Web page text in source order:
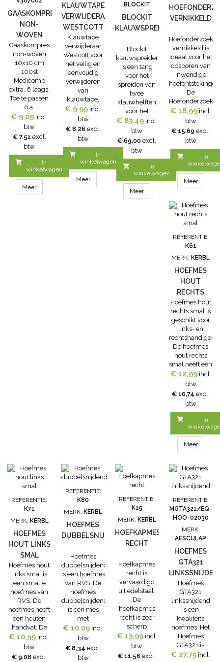
lans van totaal
80...
GAASKOMPRES
NON-
WOVEN
10X10 CM
100ST
Gaaskompres
non-woven
10x10 cm
100st
Medicomp
extra, 6 laags,
Toe te passen
o.a.
klauwverband,
wondverband,
drukverband
etc
€ 9,09 incl.
btw
€ 7,51 excl.
btw

In
winkelwagen
Meer
KLAUWTAPE
VERWIJDERAAR
WESTCOTT
Klauwtape
verwijderaar
Westcott voor
het veilig en
eenvoudig
verwijderen
van
klauwtape,
bandages en
verband. De
Westcott
klauwtape
verwijderaar is
ook geschikt
voor het
snijden van
folie e.d.
€ 9,99 incl.
btw
€ 8,26 excl.
btw

In
winkelwagen
Meer
BLOCKIT
BLOCKIT
KLAUWSPREIDER
Blockit
klauwspreider
is een tang
voor het
spreiden van
twee
klauwhelften
voor het
behandelen of
onderzoeken
van de
klauwen. Maar
de Blockit
klauwspreider
tang is ook
ideaal voor het
reinigen van
de
€ 83,49 incl.
btw
€ 69,00 excl.
btw

In
winkelwagen
Meer
VERNIKKELD
vernikkeld is
ideaal voor het
opsporen van
inwendige
De
vernikkeld is
circa 300 mm
lang. gemaakt
van gesmeed
staal.
€ 18,99 incl.
btw
€ 15,69 excl.
btw

In
Meer
REFERENTIE:
K61
MERK:KERBL
HOEFMES
HOUT
RECHTS
SMAL
Hoefmes hout
rechts smal is
geschikt voor
links- en
rechtshandigen.
De hoefmes
hout rechts
smal heeft een
hoogwaardig
stalen
lemmet. met
geïmpregneerd
hardhouten
handvat.
€ 12,99 incl.
btw
€ 10,74 excl.
btw

In
Meer
REFERENTIE:
K71
MERK: KERBL
HOEFMES
HOUT LINKS
SMAL
Hoefmes hout
links smal is
een smalle
hoefmes van
RVS. De
hoefmes heeft
een houten
handvat. De
hoefmes is
linkssnijdend.
€ 10,99 incl.
btw
€ 9,08 excl.
REFERENTIE:
K80
MERK:KERBL
HOEFMES
DUBBELSNIJDEND
Hoefmes
dubbelsnijdend
is een hoefmes
van RVS. De
hoefmes
dubbelsnijdend
is een mes
met
uitstekende
snijeigenschappen.
Met houten
handvat.
€ 10,09 incl.
btw
€ 8,34 excl.
btw
REFERENTIE:
K15
MERK: KERBL
HOEFKAPMES
RECHT
Hoefkapmes
recht is
vervaardigd
uit edelstaal.
De
hoefkapmes
recht is zeer
scherp
geslepen. Met
kunststof
handgrip.
€ 13,99 incl.
btw
€ 11,56 excl.
REFERENTIE:
MGTA321/EQ-
HOO-02030
MERK:
AESCULAP
HOEFMES
GTA321
Hoefmes
GTA321
linkssnijdend
is een
kwaliteits
hoefmes. Het
Hoefmes
GTA321 is
linkssnijdend.
€ 27,75 incl.